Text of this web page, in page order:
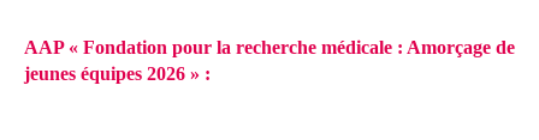
AAP « Fondation pour la recherche médicale : Amorçage de
jeunes équipes 2026 » :